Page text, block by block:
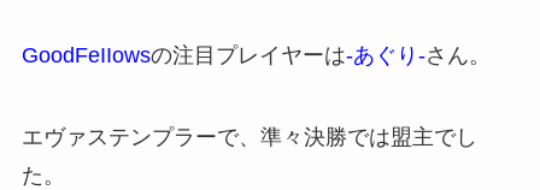
GoodFeIIowsの注目プレイヤーは-あぐり-さん。
エヴァステンプラーで、準々決勝では盟主でし
た。